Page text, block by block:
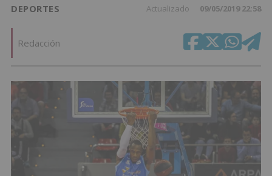
DEPORTES Actualizado 09/05/2019 22:58
Redacción